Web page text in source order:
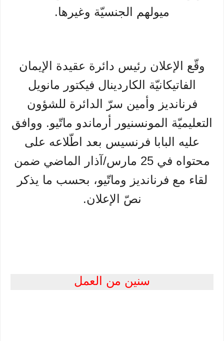
ميولهم الجنسيّة وغيرها.
وقّع الإعلان رئيس دائرة عقيدة الإيمان
الفاتيكانيّة الكاردينال فيكتور مانويل
فرنانديز وأمين سرّ الدائرة للشؤون
التعليميّة المونسنيور أرماندو ماتّيو. ووافق
عليه البابا فرنسيس بعد اطّلاعه على
محتواه في 25 مارس/آذار الماضي ضمن
لقاء مع فرنانديز وماتّيو، بحسب ما يذكر
نصّ الإعلان.
سنين من العمل